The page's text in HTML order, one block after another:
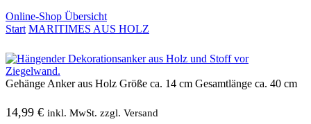
Online-Shop Übersicht
Start MARITIMES AUS HOLZ
Gehänge Anker aus Holz Größe ca. 14 cm Gesamtlänge ca. 40 cm
14,99 € inkl. MwSt. zzgl. Versand